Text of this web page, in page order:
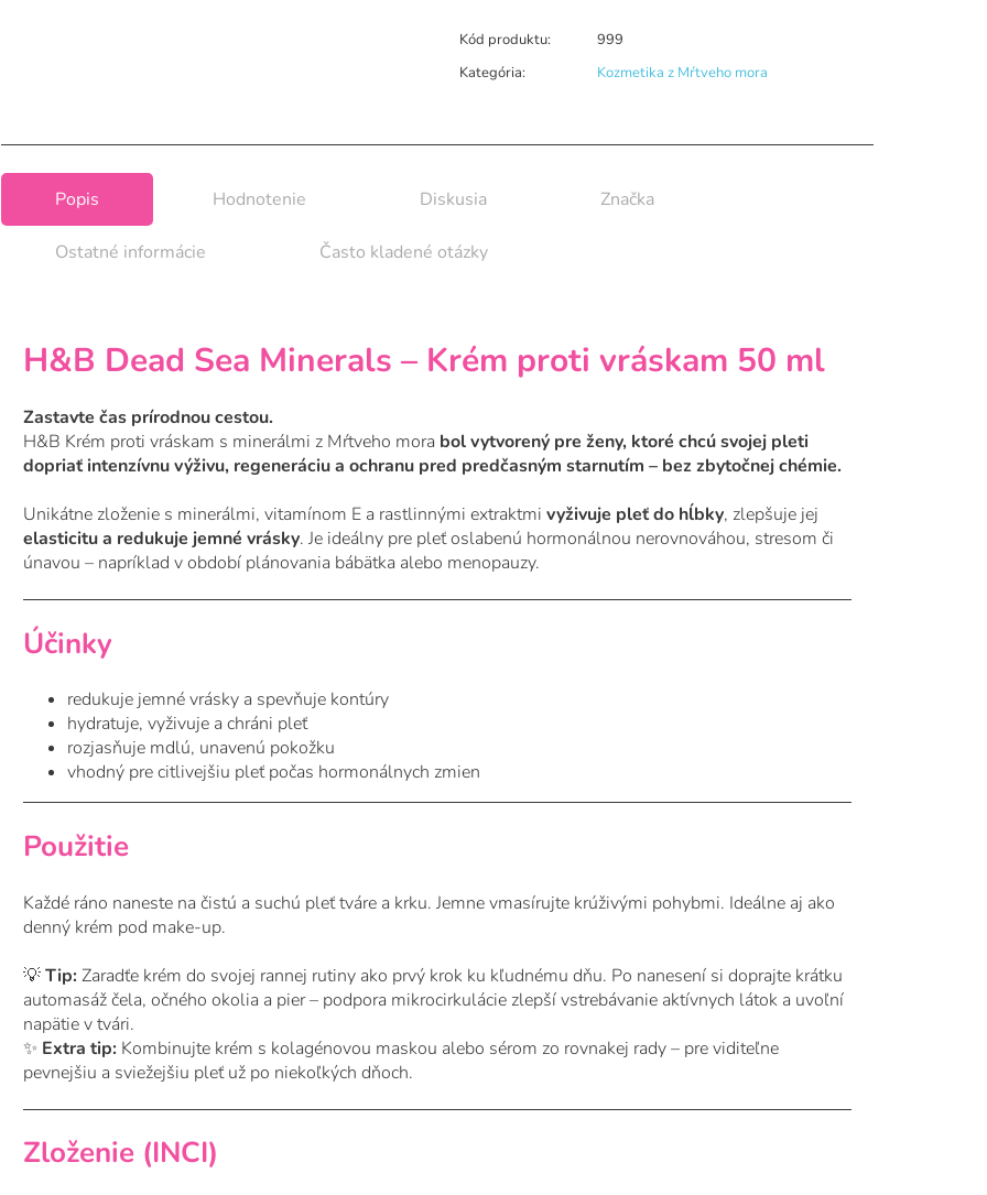
Kód produktu:
999
Kategória: Kozmetika z Mŕtveho mora
Popis Hodnotenie Diskusia Značka
Ostatné informácie Často kladené otázky
H&B Dead Sea Minerals – Krém proti vráskam 50 ml
Zastavte čas prírodnou cestou.
H&B Krém proti vráskam s minerálmi z Mŕtveho mora bol vytvorený pre ženy, ktoré chcú svojej pleti
dopriať intenzívnu výživu, regeneráciu a ochranu pred predčasným starnutím – bez zbytočnej chémie.
Unikátne zloženie s minerálmi, vitamínom E a rastlinnými extraktmi vyživuje pleť do hĺbky, zlepšuje jej
elasticitu a redukuje jemné vrásky. Je ideálny pre pleť oslabenú hormonálnou nerovnováhou, stresom či
únavou – napríklad v období plánovania bábätka alebo menopauzy.
Účinky
redukuje jemné vrásky a spevňuje kontúry
hydratuje, vyživuje a chráni pleť
rozjasňuje mdlú, unavenú pokožku
vhodný pre citlivejšiu pleť počas hormonálnych zmien
Použitie
Každé ráno naneste na čistú a suchú pleť tváre a krku. Jemne vmasírujte krúživými pohybmi. Ideálne aj ako
denný krém pod make-up.
💡Tip:Zaradťe krém do svojej rannej rutiny ako prvý krok ku kľudnému dňu. Po nanesení si doprajte krátku
automasáž čela, očného okolia a pier – podpora mikrocirkulácie zlepší vstrebávanie aktívnych látok a uvoľní
napätie v tvári.
✨ Extra tip: Kombinujte krém s kolagénovou maskou alebo sérom zo rovnakej rady – pre viditeľne
pevnejšiu a sviežejšiu pleť už po niekoľkých dňoch.
Zloženie (INCI)